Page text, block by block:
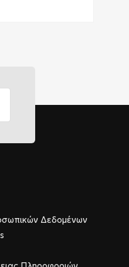
Δεδομένων